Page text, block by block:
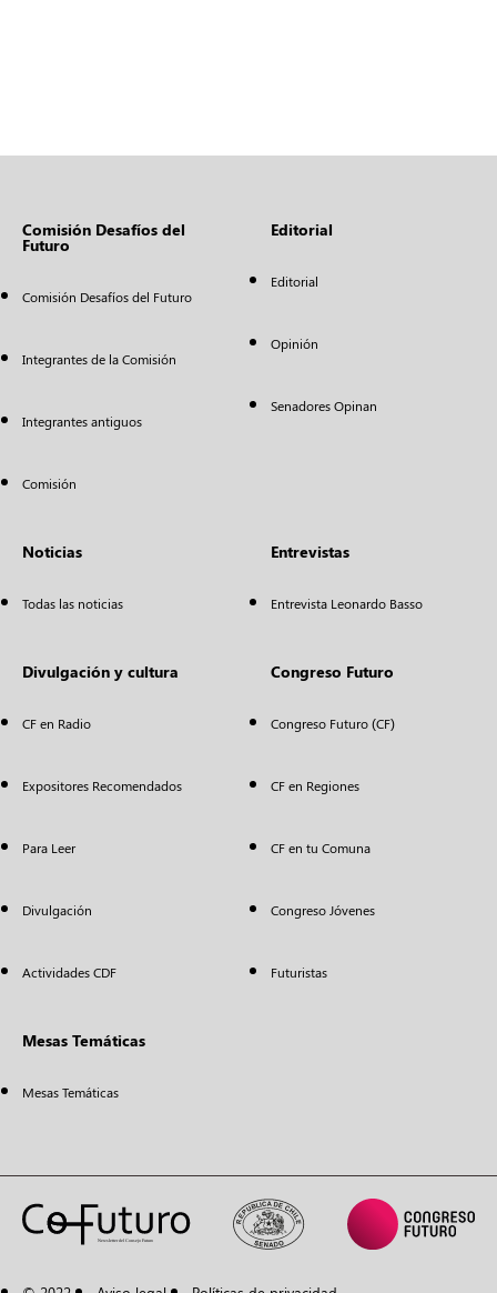
Comisión Desafíos del
Futuro
Comisión Desafíos del Futuro
Integrantes de la Comisión
Integrantes antiguos
Comisión
Editorial
Editorial
Opinión
Senadores Opinan
Noticias
Todas las noticias
Entrevistas
Entrevista Leonardo Basso
Divulgación y cultura
CF en Radio
Expositores Recomendados
Para Leer
Divulgación
Actividades CDF
Congreso Futuro
Congreso Futuro (CF)
CF en Regiones
CF en tu Comuna
Congreso Jóvenes
Futuristas
Mesas Temáticas
Mesas Temáticas